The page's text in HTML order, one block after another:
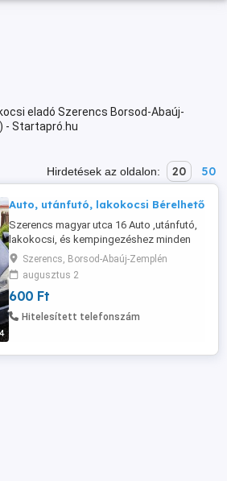
eladó Szerencs Borsod-Abaúj-
- Startapró.hu
Hirdetések az oldalon: 20 50
4
Auto, utánfutó, lakokocsi Bérelhető
Szerencs magyar utca 16 Auto ,utánfutó,
lakokocsi, és kempingezéshez minden
féle kellékek bérelhetök.
Szerencs, Borsod-Abaúj-Zemplén
augusztus 2
600 Ft
Hitelesített telefonszám